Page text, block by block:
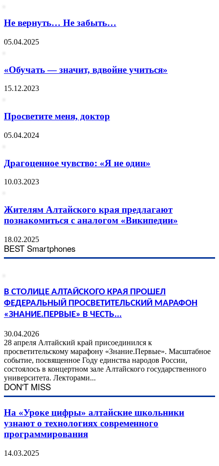
Не вернуть… Не забыть…
05.04.2025
«Обучать — значит, вдвойне учиться»
15.12.2023
Просветите меня, доктор
05.04.2024
Драгоценное чувство: «Я не один»
10.03.2023
Жителям Алтайского края предлагают
познакомиться с аналогом «Википедии»
18.02.2025
BEST Smartphones
В СТОЛИЦЕ АЛТАЙСКОГО КРАЯ ПРОШЕЛ
ФЕДЕРАЛЬНЫЙ ПРОСВЕТИТЕЛЬСКИЙ МАРАФОН
«ЗНАНИЕ.ПЕРВЫЕ» В ЧЕСТЬ...
30.04.2026
28 апреля Алтайский край присоединился к
просветительскому марафону «Знание.Первые». Масштабное
событие, посвященное Году единства народов России,
состоялось в концертном зале Алтайского государственного
университета. Лекторами...
DON'T MISS
На «Уроке цифры» алтайские школьники
узнают о технологиях современного
программирования
14.03.2025